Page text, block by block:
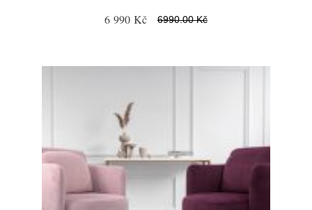
6 990 Kč 6990.00 Kč